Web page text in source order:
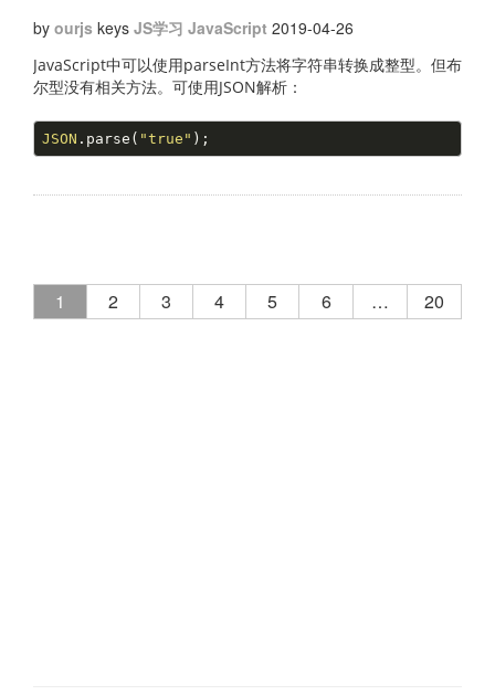
by ourjs keys JS学习 JavaScript 2019-04-26
JavaScript中可以使用parseInt方法将字符串转换成整型。但布
尔型没有相关方法。可使用JSON解析：
JSON .parse( "true" );
1 2 3 4 5 6 … 20